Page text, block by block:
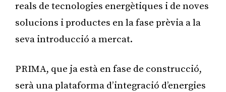
reals de tecnologies energètiques i de noves
solucions i productes en la fase prèvia a la
seva introducció a mercat.
PRIMA, que ja està en fase de construcció,
serà una plataforma d’integració d’energies